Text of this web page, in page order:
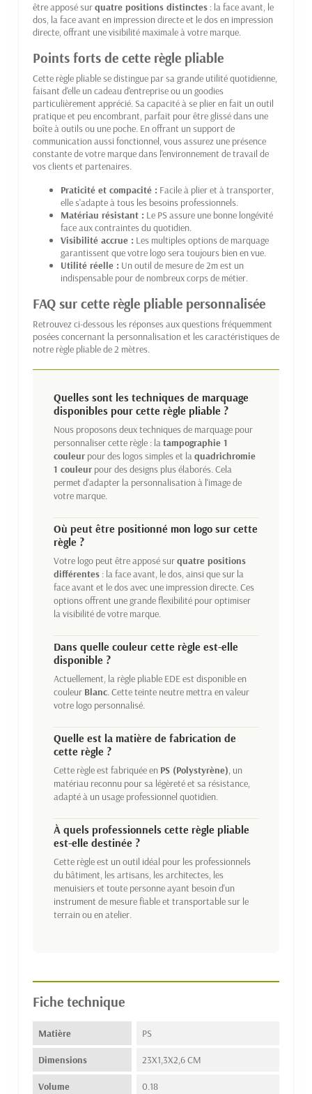
être apposé surquatre positions distinctes : la face avant, le
dos, la face avant en impression directe et le dos en impression
directe, offrant une visibilité maximale à votre marque.
Points forts de cette règle pliable
Cette règle pliable se distingue par sa grande utilité quotidienne,
faisant d'elle un cadeau d'entreprise ou un goodies
particulièrement apprécié. Sa capacité à se plier en fait un outil
pratique et peu encombrant, parfait pour être glissé dans une
boîte à outils ou une poche. En offrant un support de
communication aussi fonctionnel, vous assurez une présence
constante de votre marque dans l'environnement de travail de
vos clients et partenaires.
Praticité et compacité : Facile à plier et à transporter,
elle s'adapte à tous les besoins professionnels.
Matériau résistant : Le PS assure une bonne longévité
face aux contraintes du quotidien.
Visibilité accrue : Les multiples options de marquage
garantissent que votre logo sera toujours bien en vue.
Utilité réelle : Un outil de mesure de 2m est un
indispensable pour de nombreux corps de métier.
FAQ sur cette règle pliable personnalisée
Retrouvez ci-dessous les réponses aux questions fréquemment
posées concernant la personnalisation et les caractéristiques de
notre règle pliable de 2 mètres.
Quelles sont les techniques de marquage
disponibles pour cette règle pliable ?
Nous proposons deux techniques de marquage pour
personnaliser cette règle : latampographie 1
couleur pour des logos simples et laquadrichromie
1 couleur pour des designs plus élaborés. Cela
permet d'adapter la personnalisation à l'image de
votre marque.
Où peut être positionné mon logo sur cette
règle ?
Votre logo peut être apposé surquatre positions
différentes : la face avant, le dos, ainsi que sur la
face avant et le dos avec une impression directe. Ces
options offrent une grande flexibilité pour optimiser
la visibilité de votre marque.
Dans quelle couleur cette règle est-elle
disponible ?
Actuellement, la règle pliable EDE est disponible en
couleur Blanc. Cette teinte neutre mettra en valeur
votre logo personnalisé.
Quelle est la matière de fabrication de
cette règle ?
Cette règle est fabriquée en PS (Polystyrène), un
matériau reconnu pour sa légèreté et sa résistance,
adapté à un usage professionnel quotidien.
À quels professionnels cette règle pliable
est-elle destinée ?
Cette règle est un outil idéal pour les professionnels
du bâtiment, les artisans, les architectes, les
menuisiers et toute personne ayant besoin d'un
instrument de mesure fiable et transportable sur le
terrain ou en atelier.
Fiche technique
Matière PS
Dimensions 23X1,3X2,6 CM
Volume 0.18